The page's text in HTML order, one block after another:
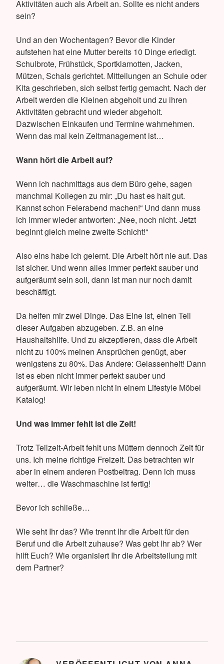
Aktivitäten auch als Arbeit an. Sollte es nicht anders
sein?
Und an den Wochentagen? Bevor die Kinder
aufstehen hat eine Mutter bereits 10 Dinge erledigt.
Schulbrote, Frühstück, Sportklamotten, Jacken,
Mützen, Schals gerichtet. Mitteilungen an Schule oder
Kita geschrieben, sich selbst fertig gemacht. Nach der
Arbeit werden die Kleinen abgeholt und zu ihren
Aktivitäten gebracht und wieder abgeholt.
Dazwischen Einkaufen und Termine wahrnehmen.
Wenn das mal kein Zeitmanagement ist…
Wann hört die Arbeit auf?
Wenn ich nachmittags aus dem Büro gehe, sagen
manchmal Kollegen zu mir: „Du hast es halt gut.
Kannst schon Feierabend machen!“ Und dann muss
ich immer wieder antworten: „Nee, noch nicht. Jetzt
beginnt gleich meine zweite Schicht!“
Also eins habe ich gelernt. Die Arbeit hört nie auf. Das
ist sicher. Und wenn alles immer perfekt sauber und
aufgeräumt sein soll, dann ist man nur noch damit
beschäftigt.
Da helfen mir zwei Dinge. Das Eine ist, einen Teil
dieser Aufgaben abzugeben. Z.B. an eine
Haushaltshilfe. Und zu akzeptieren, dass die Arbeit
nicht zu 100% meinen Ansprüchen genügt, aber
wenigstens zu 80%. Das Andere: Gelassenheit! Dann
ist es eben nicht immer perfekt sauber und
aufgeräumt. Wir leben nicht in einem Lifestyle Möbel
Katalog!
Und was immer fehlt ist die Zeit!
Trotz Teilzeit-Arbeit fehlt uns Müttern dennoch Zeit für
uns. Ich meine richtige Freizeit. Das betrachten wir
aber in einem anderen Postbeitrag. Denn ich muss
weiter… die Waschmaschine ist fertig!
Bevor ich schließe…
Wie seht Ihr das? Wie trennt Ihr die Arbeit für den
Beruf und die Arbeit zuhause? Was gebt Ihr ab? Wer
hilft Euch? Wie organisiert Ihr die Arbeitsteilung mit
dem Partner?